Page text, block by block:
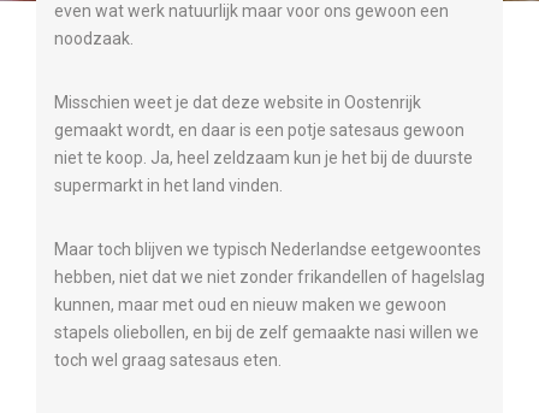
even wat werk natuurlijk maar voor ons gewoon een
noodzaak.
Misschien weet je dat deze website in Oostenrijk
gemaakt wordt, en daar is een potje satesaus gewoon
niet te koop. Ja, heel zeldzaam kun je het bij de duurste
supermarkt in het land vinden.
Maar toch blijven we typisch Nederlandse eetgewoontes
hebben, niet dat we niet zonder frikandellen of hagelslag
kunnen, maar met oud en nieuw maken we gewoon
stapels oliebollen, en bij de zelf gemaakte nasi willen we
toch wel graag satesaus eten.